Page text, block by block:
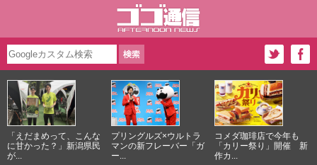
「えだまめって、こんな
に甘かった？」新潟県民
が...
プリングルズ×ウルトラ
マンの新フレーバー「ガ
ー...
コメダ珈琲店で今年も
「カリー祭り」開催 新
作カ...